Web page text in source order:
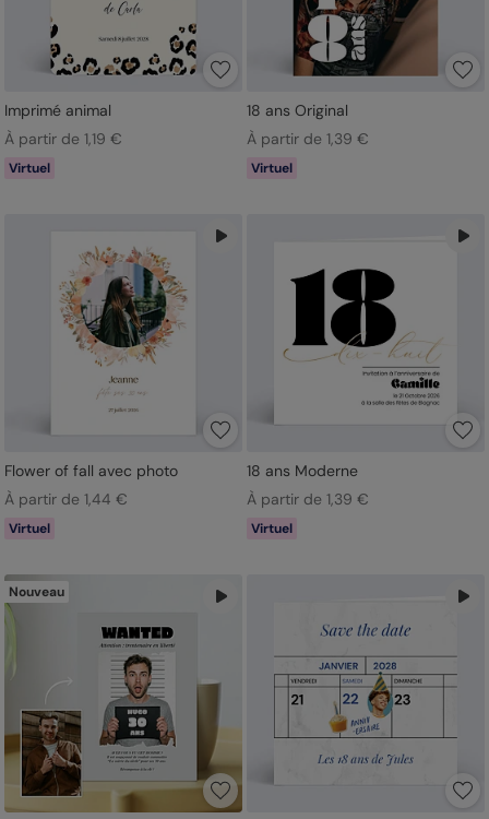
Imprimé animal
À partir de 1,19 €
Virtuel
18 ans Original
À partir de 1,39 €
Virtuel
Flower of fall avec photo
À partir de 1,44 €
Virtuel
18 ans Moderne
À partir de 1,39 €
Virtuel
Nouveau